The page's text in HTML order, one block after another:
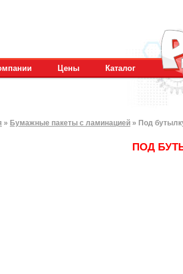
Цены Каталог
» Бумажные пакеты с ламинацией » Под
ПОД